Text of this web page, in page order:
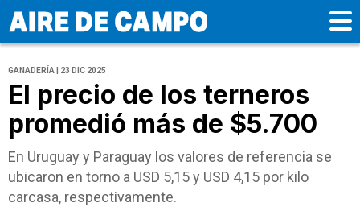
GANADERÍA | 23 DIC 2025
El precio de los terneros
promedió más de $5.700
En Uruguay y Paraguay los valores de referencia se
ubicaron en torno a USD 5,15 y USD 4,15 por kilo
carcasa, respectivamente.